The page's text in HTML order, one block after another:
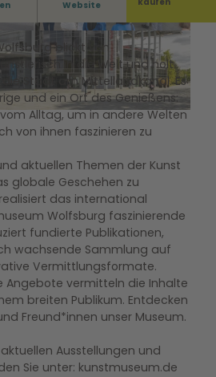
CC-BY-ND
Website
blickt von
in die Welt und holt
Stadt am Mittellandkanal. Es
und ein Ort des Genießens:
Alltag, um in andere Welten
von ihnen faszinieren zu
aktuellen Themen der Kunst
globale Geschehen zu
das international
Wolfsburg faszinierende
fundierte Publikationen,
wachsende Sammlung auf
Vermittlungsformate.
Angebote vermitteln die Inhalte
breiten Publikum. Entdecken
Freund*innen unser Museum.
Ausstellungen und
Sie unter: kunstmuseum.de